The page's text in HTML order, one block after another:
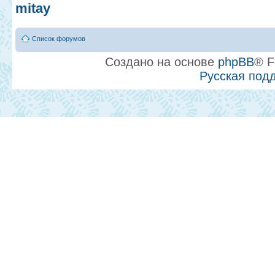
mitay
Список форумов
Создано на основе phpBB®
Русская